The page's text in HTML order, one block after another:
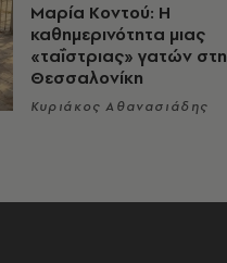
Μαρία Κοντού: Η
καθημερινότητα μιας
«ταΐστριας» γατών στη
Θεσσαλονίκη
Κυριάκος Αθανασιάδης